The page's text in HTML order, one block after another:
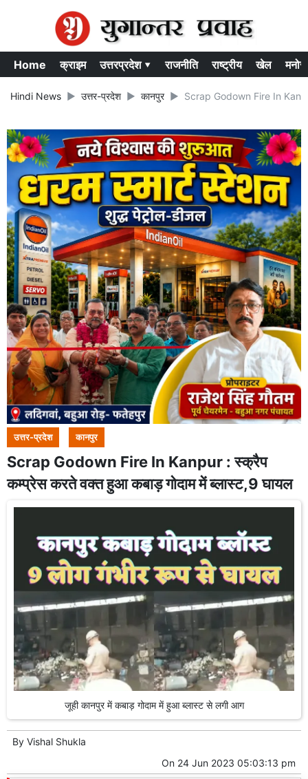
Home क्राइम उत्तरप्रदेश ▾ राजनीति राष्ट्रीय खेल
Hindi News उत्तर-प्रदेश कानपुर Scrap Godown Fire In
उत्तर-प्रदेश कानपुर
Scrap Godown Fire In Kanpur : स्क्रैप
कम्प्रेस करते वक्त हुआ कबाड़ गोदाम में ब्लास्ट,9 घायल
जूही कानपुर में कबाड़ गोदाम में हुआ ब्लास्ट से लगी आग
By Vishal Shukla
On 24 Jun 2023 05:03:13 pm